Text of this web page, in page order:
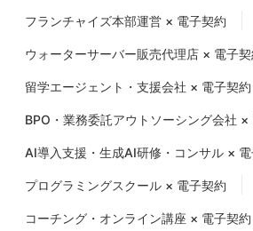
フランチャイズ本部運営 × 電子契約
ウォーターサーバー販売代理店 × 電子契
留学エージェント・支援会社 × 電子契約
BPO・業務委託アウトソーシング会社 ×
AI導入支援・生成AI研修・コンサル ×
プログラミングスクール × 電子契約
コーチング・オンライン講座 × 電子契約